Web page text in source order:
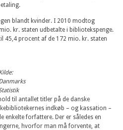
blandt kvinder. I 2010 modtog
kr. staten udbetalte i bibliotekspenge.
45,4 procent af de 172 mio. kr. staten
Statistik
til antallet titler på de danske
indkøb – og kassation –
enkelte forfattere. Der er således en
hvorfor man må forvente, at